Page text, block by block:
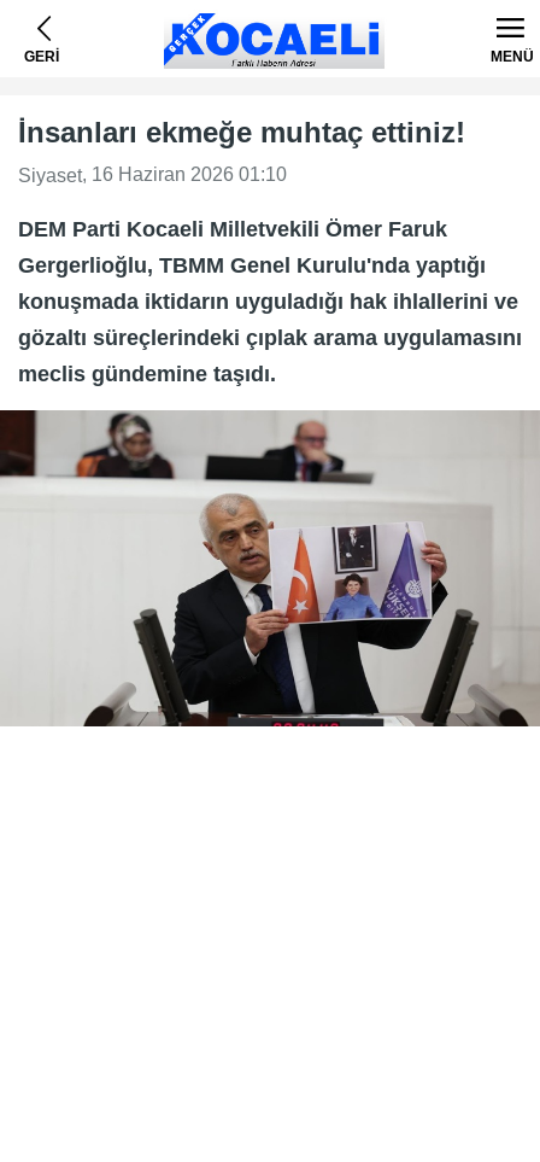
GERİ MENÜ
İnsanları ekmeğe muhtaç ettiniz!
Siyaset, 16 Haziran 2026 01:10
DEM Parti Kocaeli Milletvekili Ömer Faruk
Gergerlioğlu, TBMM Genel Kurulu'nda yaptığı
konuşmada iktidarın uyguladığı hak ihlallerini ve
gözaltı süreçlerindeki çıplak arama uygulamasını
meclis gündemine taşıdı.